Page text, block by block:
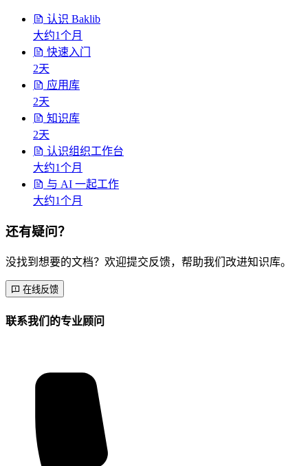
认识 Baklib
大约1个月
快速入门
2天
应用库
2天
知识库
2天
认识组织工作台
大约1个月
与 AI 一起工作
大约1个月
还有疑问？
没找到想要的文档？欢迎提交反馈，帮助我们改进知识库。
在线反馈
联系我们的专业顾问